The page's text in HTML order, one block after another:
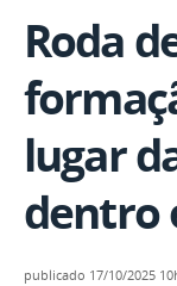
Roda
lugar
dentro
publicado 17/10/2025